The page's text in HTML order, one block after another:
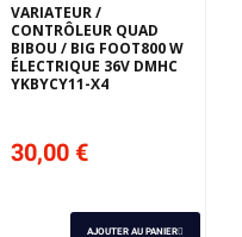
VARIATEUR /
CONTRÔLEUR QUAD
BIBOU / BIG FOOT800 W
ÉLECTRIQUE 36V DMHC
YKBYCY11-X4
30,00 €
AJOUTER AU PANIER